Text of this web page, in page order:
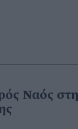
Ναός